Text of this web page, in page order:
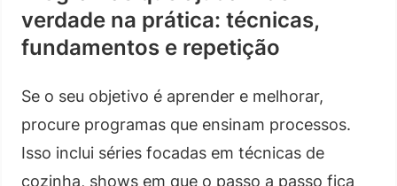
verdade na prática: técnicas,
fundamentos e repetição
Se o seu objetivo é aprender e melhorar,
procure programas que ensinam processos.
Isso inclui séries focadas em técnicas de
cozinha, shows em que o passo a passo fica